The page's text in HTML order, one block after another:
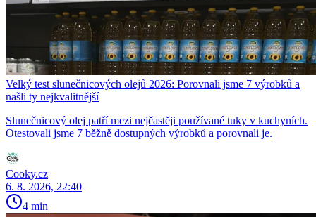
Velký test slunečnicových olejů 2026: Porovnali jsme 7 výrobků a
našli ty nejkvalitnější
Slunečnicový olej patří mezi nejčastěji používané tuky v kuchyních.
Otestovali jsme 7 běžně dostupných výrobků a porovnali je.
Cooky.cz
6. 8. 2026, 22:40
4 min